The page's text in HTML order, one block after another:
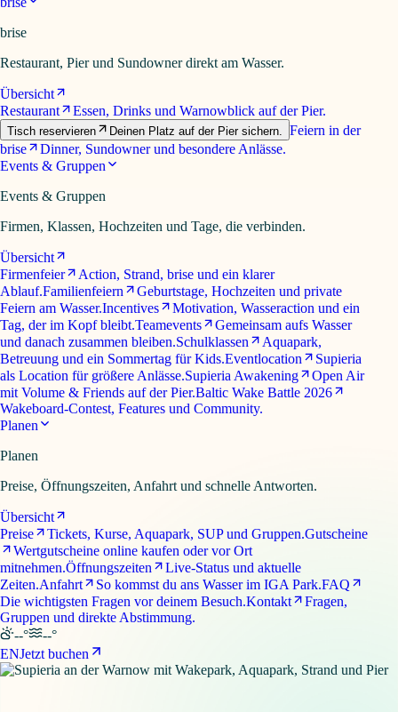
brise
Restaurant, Pier und Sundowner direkt am Wasser.
Übersicht
Restaurant
Essen, Drinks und Warnowblick auf der Pier.
Tisch reservieren Deinen Platz auf der Pier sichern. Feiern in der
brise
Dinner, Sundowner und besondere Anlässe.
Events & Gruppen
Events & Gruppen
Firmen, Klassen, Hochzeiten und Tage, die verbinden.
Übersicht
Firmenfeier
Action, Strand, brise und ein klarer
Ablauf.Familienfeiern
Geburtstage, Hochzeiten und private
Feiern am Wasser.Incentives
Motivation, Wasseraction und ein
Tag, der im Kopf bleibt.Teamevents
Gemeinsam aufs Wasser
und danach zusammen bleiben.Schulklassen
Aquapark,
Betreuung und ein Sommertag für Kids.Eventlocation
Supieria
als Location für größere Anlässe.Supieria Awakening
Open Air
mit Volume & Friends auf der Pier.Baltic Wake Battle 2026
Wakeboard-Contest, Features und Community.
Planen
Planen
Preise, Öffnungszeiten, Anfahrt und schnelle Antworten.
Übersicht
Preise
Tickets, Kurse, Aquapark, SUP und Gruppen.Gutscheine
Wertgutscheine online kaufen oder vor Ort
mitnehmen.Öffnungszeiten
Live-Status und aktuelle
Zeiten.Anfahrt So kommst du ans Wasser im IGA Park.FAQ
Die wichtigsten Fragen vor deinem Besuch.Kontakt
Fragen,
Gruppen und direkte Abstimmung.
--°
--°
ENJetzt buchen